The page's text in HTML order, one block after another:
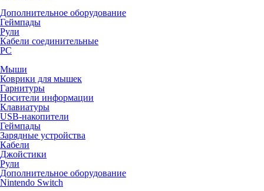
Дополнительное оборудование
Геймпады
Рули
Кабели соединительные
PC
Мыши
Коврики для мышек
Гарнитуры
Носители информации
Клавиатуры
USB-накопители
Геймпады
Зарядные устройства
Кабели
Джойстики
Рули
Дополнительное оборудование
Nintendo Switch